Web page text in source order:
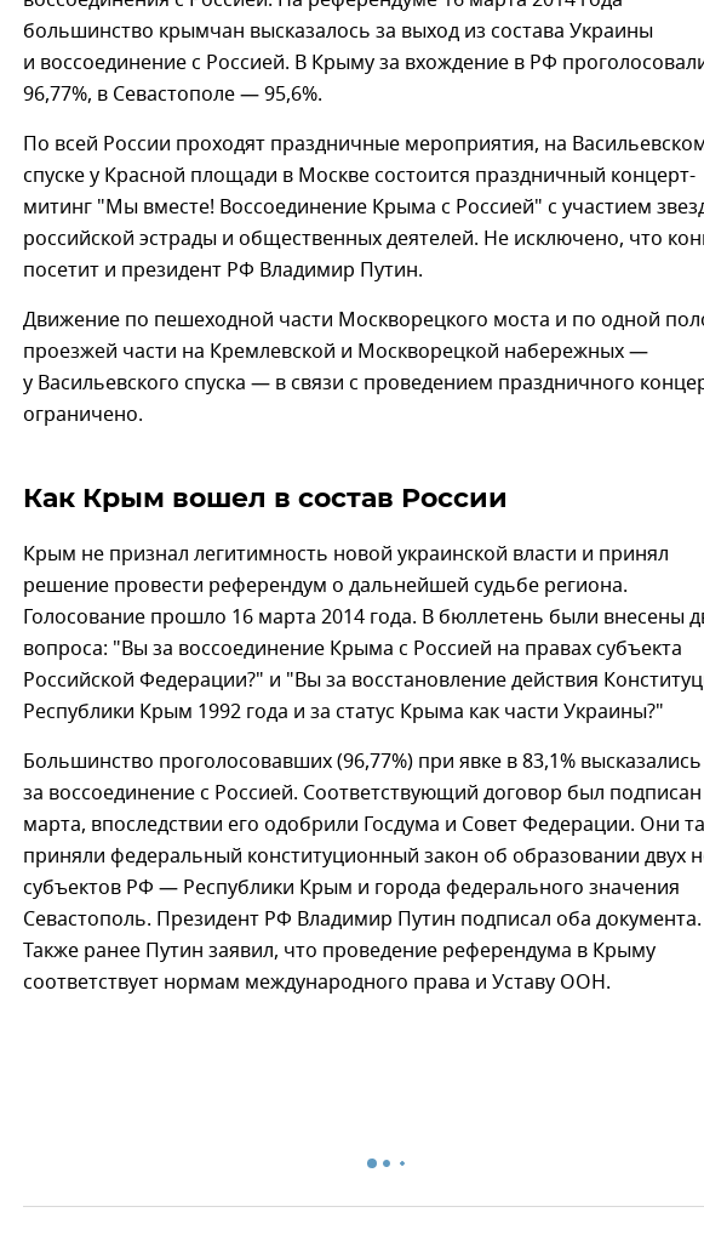
большинство крымчан высказалось за выход из состава Украины
и воссоединение с Россией. В Крыму за вхождение в РФ
96,77%, в Севастополе — 95,6%.
По всей России проходят праздничные мероприятия, на
спуске у Красной площади в Москве состоится праздничный концерт-
митинг "Мы вместе! Воссоединение Крыма с Россией" с участием
российской эстрады и общественных деятелей. Не исключено, что
посетит и президент РФ Владимир Путин.
Движение по пешеходной части Москворецкого моста и по одной
проезжей части на Кремлевской и Москворецкой набережных —
у Васильевского спуска — в связи с проведением праздничного
ограничено.
Как Крым вошел в состав России
Крым не признал легитимность новой украинской власти и принял
решение провести референдум о дальнейшей судьбе региона.
Голосование прошло 16 марта 2014 года. В бюллетень были внесены
вопроса: "Вы за воссоединение Крыма с Россией на правах субъекта
Российской Федерации?" и "Вы за восстановление действия
Республики Крым 1992 года и за статус Крыма как части Украины?"
Большинство проголосовавших (96,77%) при явке в 83,1% высказались
за воссоединение с Россией. Соответствующий договор был
марта, впоследствии его одобрили Госдума и Совет Федерации. Они
приняли федеральный конституционный закон об образовании двух
субъектов РФ — Республики Крым и города федерального значения
Севастополь. Президент РФ Владимир Путин подписал оба документа.
Также ранее Путин заявил, что проведение референдума в Крыму
соответствует нормам международного права и Уставу ООН.